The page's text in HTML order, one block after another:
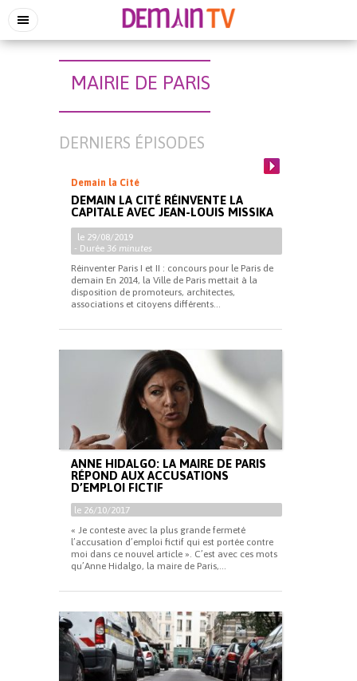
MAIRIE DE PARIS
DERNIERS ÉPISODES
Demain la Cité
DEMAIN LA CITÉ RÉINVENTE LA
CAPITALE AVEC JEAN-LOUIS MISSIKA
le 29/08/2019
- Durée 36 minutes
Réinventer Paris I et II : concours pour le Paris de
demain En 2014, la Ville de Paris mettait à la
disposition de promoteurs, architectes,
associations et citoyens différents...
ANNE HIDALGO: LA MAIRE DE PARIS
RÉPOND AUX ACCUSATIONS
D’EMPLOI FICTIF
le 26/10/2017
« Je conteste avec la plus grande fermeté
l’accusation d’emploi fictif qui est portée contre
moi dans ce nouvel article ». C’est avec ces mots
qu’Anne Hidalgo, la maire de Paris,...